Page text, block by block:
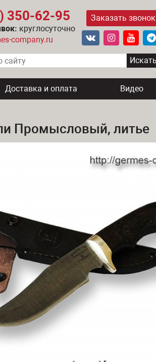
350-62-95
круглосуточно
company.ru
Заказать звонок
Доставка и оплата Видео
Промысловый, литье